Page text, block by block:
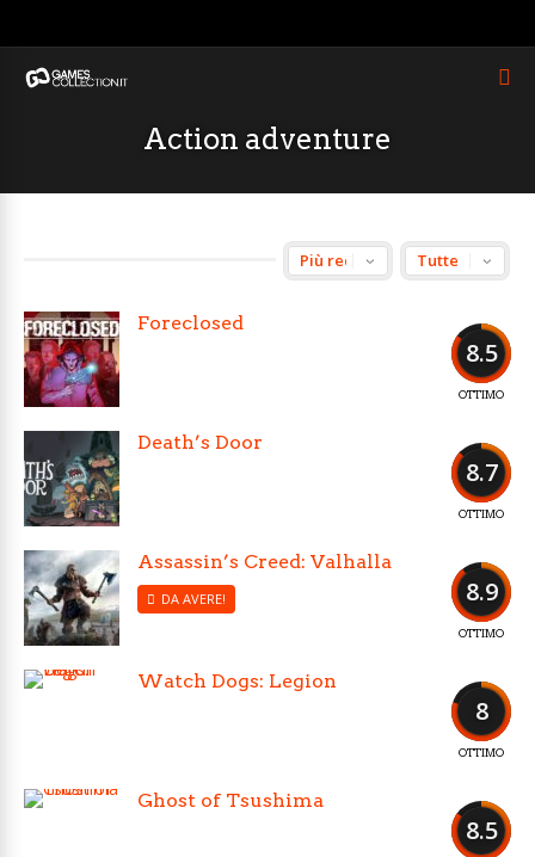
Action adventure
8.5
OTTIMO
Foreclosed
8.7
OTTIMO
Death’s Door
8.9
OTTIMO
Assassin’s Creed: Valhalla
DA AVERE!
8
OTTIMO
Watch Dogs: Legion
8.5
Ghost of Tsushima